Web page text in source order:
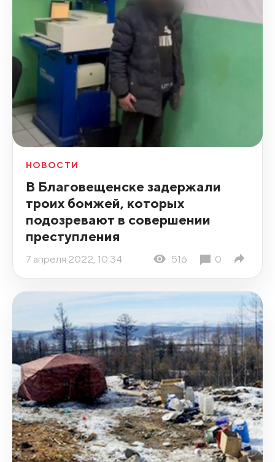
НОВОСТИ
В Благовещенске задержали
троих бомжей, которых
подозревают в совершении
преступления
7 апреля 2022, 10:34 516 0